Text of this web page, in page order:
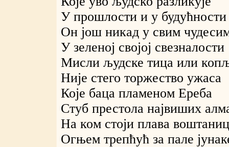
У прошлости и у
Он још никад у свим
У зеленој својој свезналости
Мисли људске тица или
Није стего торжество ужаса
Које баца пламеном Ереба
Стуб престола највиших
На ком стоји плава
Огњем трепћућ за пале